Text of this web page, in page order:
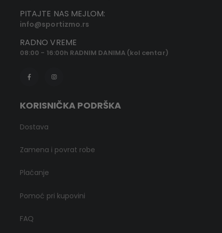
PITAJTE NAS MEJLOM:
info@sportizmo.rs
RADNO VREME
08:00 - 16:00h RADNIM DANIMA (kol centar)
KORISNIČKA PODRŠKA
Dostava
Zamena i povrat robe
Plaćanje
Pomoć pri kupovini
FAQ